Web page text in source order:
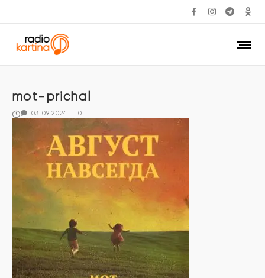
mot-prichal
03.09.2024 0